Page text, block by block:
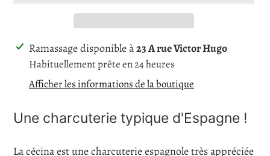
Ajout
d'un
produit
votre
Ramassage disponible à23 A rue Victor Hugo
Habituellement prête en 24 heures
Afficher les informations de la boutique
Une charcuterie typique d'Espagne !
La cécina est une charcuterie espagnole très appréciée